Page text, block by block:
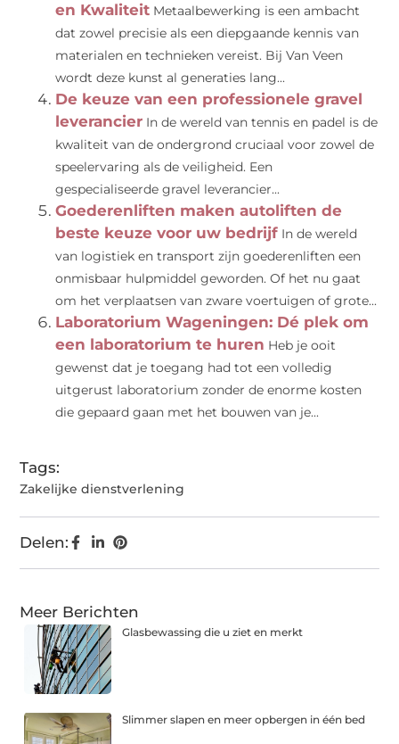
en Kwaliteit Metaalbewerking is een ambacht
dat zowel precisie als een diepgaande kennis van
materialen en technieken vereist. Bij Van Veen
wordt deze kunst al generaties lang...
De keuze van een professionele gravel
leverancier In de wereld van tennis en padel is de
kwaliteit van de ondergrond cruciaal voor zowel de
speelervaring als de veiligheid. Een
gespecialiseerde gravel leverancier...
Goederenliften maken autoliften de
beste keuze voor uw bedrijf In de wereld
van logistiek en transport zijn goederenliften een
onmisbaar hulpmiddel geworden. Of het nu gaat
om het verplaatsen van zware voertuigen of grote...
Laboratorium Wageningen: Dé plek om
een laboratorium te huren Heb je ooit
gewenst dat je toegang had tot een volledig
uitgerust laboratorium zonder de enorme kosten
die gepaard gaan met het bouwen van je...
Tags:
Zakelijke dienstverlening
Delen:
Meer Berichten
Glasbewassing die u ziet en merkt
Slimmer slapen en meer opbergen in één bed